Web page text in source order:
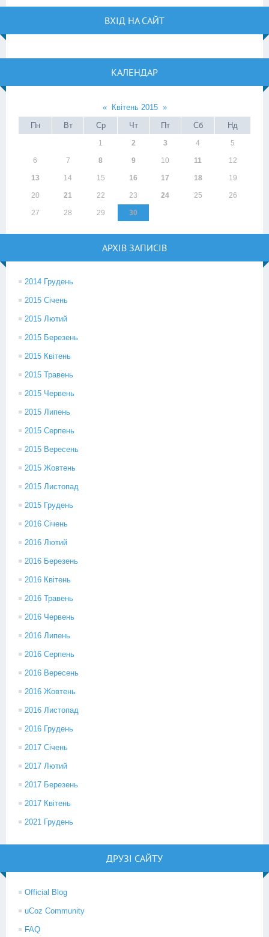
ВХІД НА САЙТ
КАЛЕНДАР
« Квітень 2015 »
Пн
Вт Ср Чт Пт Сб Нд
1 2 3 4 5
6 7 8 9 10 11 12
13 14 15 16 17 18 19
20 21 22 23 24 25 26
27 28 29 30
АРХІВ ЗАПИСІВ
2014 Грудень
2015 Січень
2015 Лютий
2015 Березень
2015 Квітень
2015 Травень
2015 Червень
2015 Липень
2015 Серпень
2015 Вересень
2015 Жовтень
2015 Листопад
2015 Грудень
2016 Січень
2016 Лютий
2016 Березень
2016 Квітень
2016 Травень
2016 Червень
2016 Липень
2016 Серпень
2016 Вересень
2016 Жовтень
2016 Листопад
2016 Грудень
2017 Січень
2017 Лютий
2017 Березень
2017 Квітень
2021 Грудень
ДРУЗІ САЙТУ
Official Blog
uCoz Community
FAQ